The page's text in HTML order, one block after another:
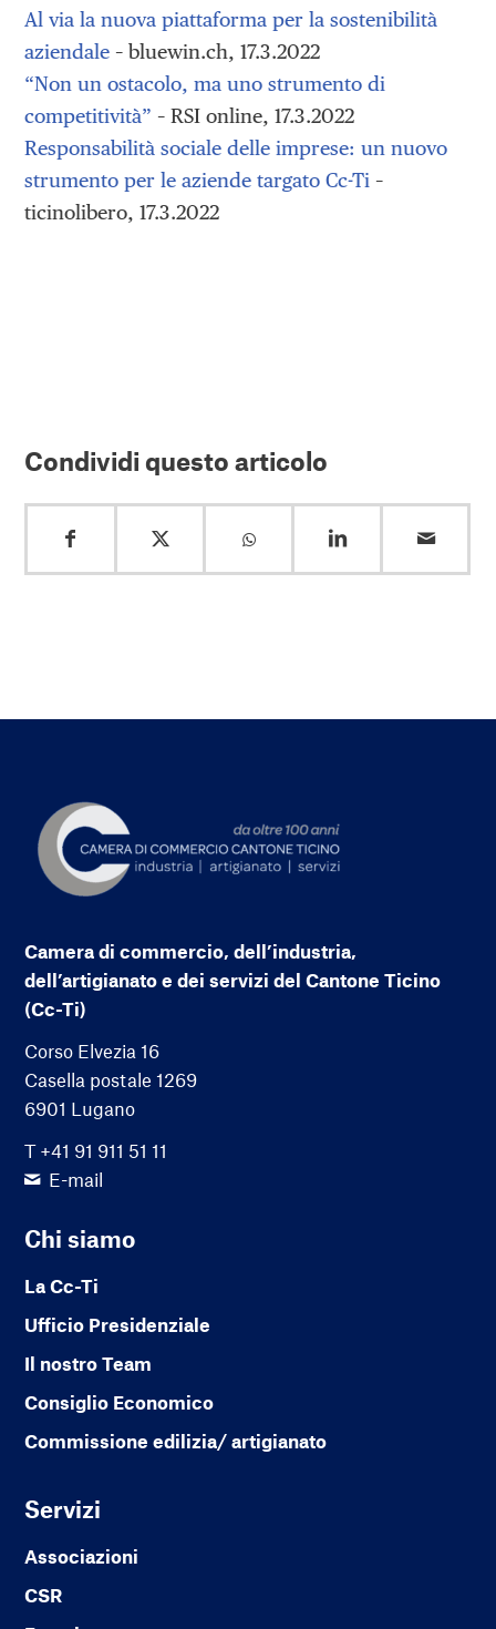
Al via la nuova piattaforma per la sostenibilità
aziendale – bluewin.ch, 17.3.2022
“Non un ostacolo, ma uno strumento di
competitività” – RSI online, 17.3.2022
Responsabilità sociale delle imprese: un nuovo
strumento per le aziende targato Cc-Ti –
ticinolibero, 17.3.2022
Condividi questo articolo
Camera di commercio, dell’industria,
dell’artigianato e dei servizi del Cantone Ticino
(Cc-Ti)
Corso Elvezia 16
Casella postale 1269
6901 Lugano
T +41 91 911 51 11
E-mail
Chi siamo
La Cc-Ti
Ufficio Presidenziale
Il nostro Team
Consiglio Economico
Commissione edilizia/ artigianato
Servizi
Associazioni
CSR